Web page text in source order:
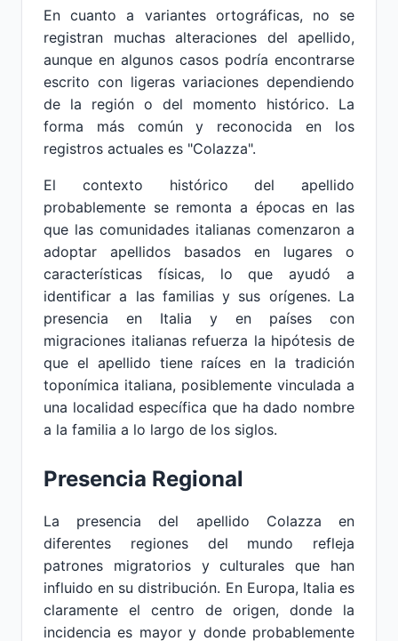
En cuanto a variantes ortográficas, no se
registran muchas alteraciones del apellido,
aunque en algunos casos podría encontrarse
escrito con ligeras variaciones dependiendo
de la región o del momento histórico. La
forma más común y reconocida en los
registros actuales es "Colazza".
El contexto histórico del apellido
probablemente se remonta a épocas en las
que las comunidades italianas comenzaron a
adoptar apellidos basados en lugares o
características físicas, lo que ayudó a
identificar a las familias y sus orígenes. La
presencia en Italia y en países con
migraciones italianas refuerza la hipótesis de
que el apellido tiene raíces en la tradición
toponímica italiana, posiblemente vinculada a
una localidad específica que ha dado nombre
a la familia a lo largo de los siglos.
Presencia Regional
La presencia del apellido Colazza en
diferentes regiones del mundo refleja
patrones migratorios y culturales que han
influido en su distribución. En Europa, Italia es
claramente el centro de origen, donde la
incidencia es mayor y donde probablemente